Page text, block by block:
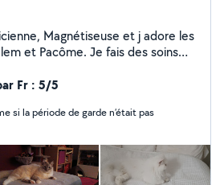
Magnétiseuse et j adore les
et Pacôme. Je fais des soins
et pieds, je me déplace à
de mon domicile ou à mon
end). Je garde les chats à mon
du chat, je suis une passionnée.
ménage et je me déplace dans
êtes intéressé.
Fr : 5/5
si la période de garde n’était pas